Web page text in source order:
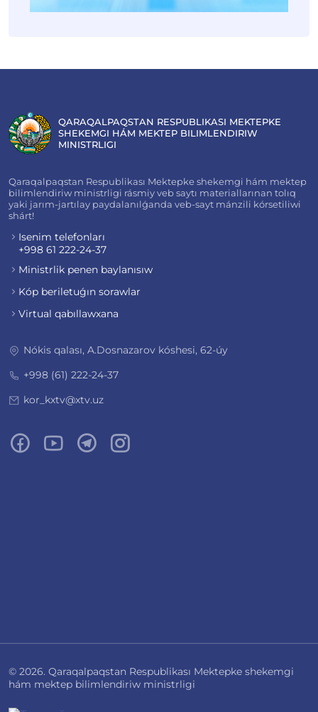
QARAQALPAQSTAN RESPUBLIKASI MEKTEPKE
SHEKEMGI HÁM MEKTEP BILIMLENDIRIW
MINISTRLIGI
Qaraqalpaqstan Respublikası Mektepke shekemgi hám mektep
bilimlendiriw ministrligi rásmiy veb saytı materiallarınan tolıq
yaki jarım-jartılay paydalanılǵanda veb-sayt mánzili kórsetiliwi
shárt!
Isenim telefonları
+998 61 222-24-37
Ministrlik penen baylanısıw
Kóp beriletuǵın sorawlar
Virtual qabıllawxana
Nókis qalası, A.Dosnazarov kóshesi, 62-úy
+998 (61) 222-24-37
kor_kxtv@xtv.uz
© 2026. Qaraqalpaqstan Respublikası Mektepke shekemgi
hám mektep bilimlendiriw ministrligi